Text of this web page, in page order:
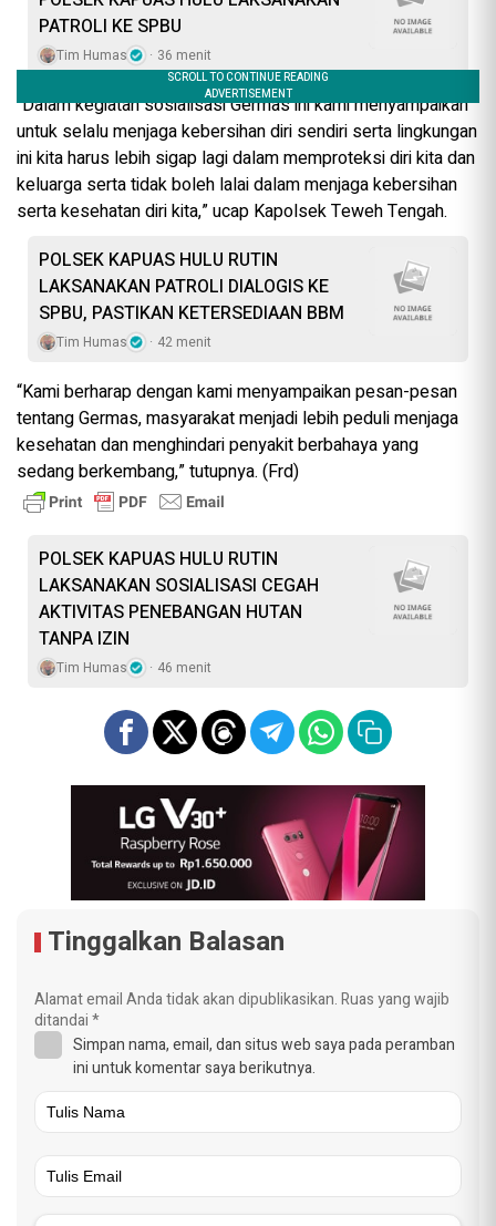
PATROLI KE SPBU
Tim Humas 36 menit
“Dalam kegiatan sosialisasi Germas ini kami menyampaikan
untuk selalu menjaga kebersihan diri sendiri serta lingkungan
ini kita harus lebih sigap lagi dalam memproteksi diri kita dan
keluarga serta tidak boleh lalai dalam menjaga kebersihan
serta kesehatan diri kita,” ucap Kapolsek Teweh Tengah.
POLSEK KAPUAS HULU RUTIN
LAKSANAKAN PATROLI DIALOGIS KE
SPBU, PASTIKAN KETERSEDIAAN BBM
Tim Humas 42 menit
“Kami berharap dengan kami menyampaikan pesan-pesan
tentang Germas, masyarakat menjadi lebih peduli menjaga
kesehatan dan menghindari penyakit berbahaya yang
sedang berkembang,” tutupnya. (Frd)
POLSEK KAPUAS HULU RUTIN
LAKSANAKAN SOSIALISASI CEGAH
AKTIVITAS PENEBANGAN HUTAN
TANPA IZIN
Tim Humas 46 menit
Tinggalkan Balasan
Alamat email Anda tidak akan dipublikasikan.Ruas yang wajib
ditandai*
Simpan nama, email, dan situs web saya pada peramban
ini untuk komentar saya berikutnya.